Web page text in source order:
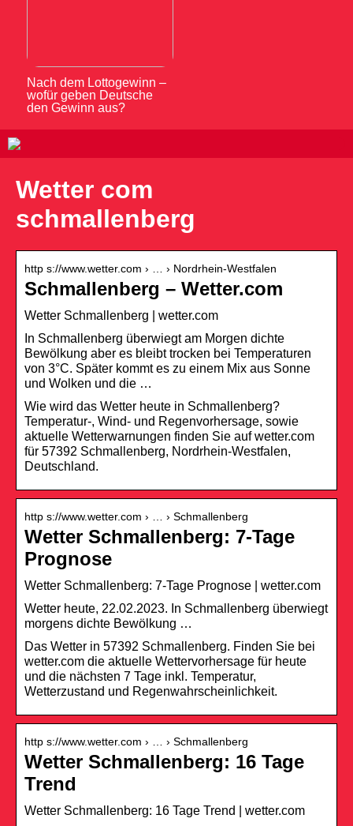
Nach dem Lottogewinn –
wofür geben Deutsche
den Gewinn aus?
Wetter com
schmallenberg
http s://www.wetter.com › … › Nordrhein-Westfalen
Schmallenberg – Wetter.com
Wetter Schmallenberg | wetter.com
In Schmallenberg überwiegt am Morgen dichte
Bewölkung aber es bleibt trocken bei Temperaturen
von 3°C. Später kommt es zu einem Mix aus Sonne
und Wolken und die …
Wie wird das Wetter heute in Schmallenberg?
Temperatur-, Wind- und Regenvorhersage, sowie
aktuelle Wetterwarnungen finden Sie auf wetter.com
für 57392 Schmallenberg, Nordrhein-Westfalen,
Deutschland.
http s://www.wetter.com › … › Schmallenberg
Wetter Schmallenberg: 7-Tage
Prognose
Wetter Schmallenberg: 7-Tage Prognose | wetter.com
Wetter heute, 22.02.2023. In Schmallenberg überwiegt
morgens dichte Bewölkung …
Das Wetter in 57392 Schmallenberg. Finden Sie bei
wetter.com die aktuelle Wettervorhersage für heute
und die nächsten 7 Tage inkl. Temperatur,
Wetterzustand und Regenwahrscheinlichkeit.
http s://www.wetter.com › … › Schmallenberg
Wetter Schmallenberg: 16 Tage
Trend
Wetter Schmallenberg: 16 Tage Trend | wetter.com